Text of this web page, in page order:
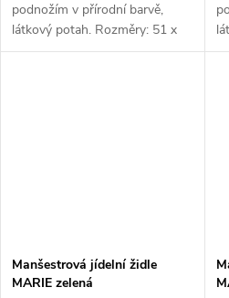
podnožím v přírodní barvě,
látkový potah. Rozměry: 51 x
45 x 86 cm (h x š x v). Tloušťka
Manšestrová jídelní židle
MARIE zelená